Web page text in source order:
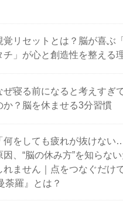
覚リセットとは？脳が喜ぶ
チ」が心と創造性を整える
ぜ寝る前になると考えすぎ
か？脳を休ませる3分習慣
何をしても疲れが抜けない
因、“脳の休み方”を知らな
れません｜点をつなぐだけ
荼羅』とは？